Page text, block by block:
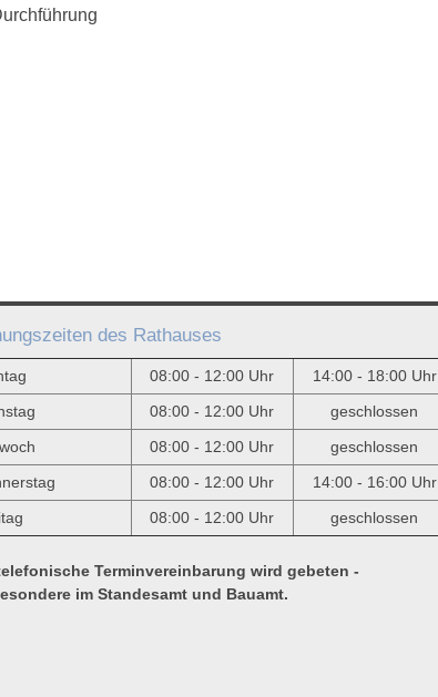
des Rathauses
08:00 - 12:00 Uhr
14:00 - 18:00 Uhr
08:00 - 12:00 Uhr
geschlossen
08:00 - 12:00 Uhr
geschlossen
08:00 - 12:00 Uhr
14:00 - 16:00 Uhr
08:00 - 12:00 Uhr geschlossen
Terminvereinbarung wird gebeten -
im Standesamt und Bauamt.